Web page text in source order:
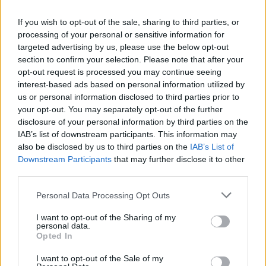
If you wish to opt-out of the sale, sharing to third parties, or
processing of your personal or sensitive information for
targeted advertising by us, please use the below opt-out
section to confirm your selection. Please note that after your
opt-out request is processed you may continue seeing
interest-based ads based on personal information utilized by
us or personal information disclosed to third parties prior to
your opt-out. You may separately opt-out of the further
disclosure of your personal information by third parties on the
IAB’s list of downstream participants. This information may
also be disclosed by us to third parties on the IAB’s List of
Downstream Participants that may further disclose it to other
Please note that this website/app uses one or more Google
not limited to your visit or usage behaviour. You may click to
grant or deny consent to Google and its third-party tags to
use your data for below specified purposes in below Google
consent section.
Personal Data Processing Opt Outs
I want to opt-out of the Sharing of my
personal data.
Opted In
I want to opt-out of the Sale of my
Foto: Facebook/Orbán Viktor
Langjährige Kritik an der Zentralisierung
Kommunalverwaltung in den letzten Jahren Gegenstand
anhaltender Kritik seitens der Gemeinden. Lokale
Entscheidungsträger haben wiederholt ihre Besorgnis über
die übermäßige Zentralisierung und den finanziellen Druck
geäußert, der durch den Solidaritätsbeitrag verursacht wird.
Gemeinden einen Teil ihrer Einnahmen an den zentralen